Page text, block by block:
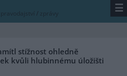
zpravodajství / zprávy ☰
stížnost ohledně
kvůli hlubinnému úložišti